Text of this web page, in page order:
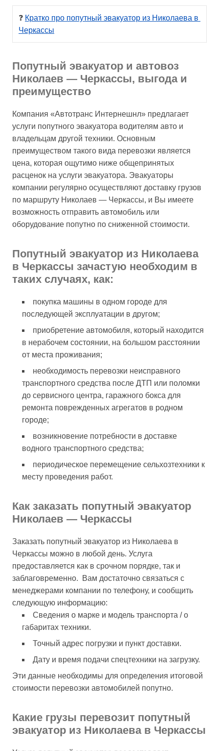
❓ Кратко про попутный эвакуатор из Николаева в
Черкассы
Попутный эвакуатор и автовоз
Николаев — Черкассы, выгода и
преимущество
Компания «Автотранс Интернешнл» предлагает
услуги попутного эвакуатора водителям авто и
владельцам другой техники. Основным
преимуществом такого вида перевозки является
цена, которая ощутимо ниже общепринятых
расценок на услуги эвакуатора. Эвакуаторы
компании регулярно осуществляют доставку грузов
по маршруту Николаев — Черкассы, и Вы имеете
возможность отправить автомобиль или
оборудование попутно по сниженной стоимости.
Попутный эвакуатор из Николаева
в Черкассы зачастую необходим в
таких случаях, как:
покупка машины в одном городе для
последующей эксплуатации в другом;
приобретение автомобиля, который находится
в нерабочем состоянии, на большом расстоянии
от места проживания;
необходимость перевозки неисправного
транспортного средства после ДТП или поломки
до сервисного центра, гаражного бокса для
ремонта поврежденных агрегатов в родном
городе;
возникновение потребности в доставке
водного транспортного средства;
периодическое перемещение сельхозтехники к
месту проведения работ.
Как заказать попутный эвакуатор
Николаев — Черкассы
Заказать попутный эвакуатор из Николаева в
Черкассы можно в любой день. Услуга
предоставляется как в срочном порядке, так и
заблаговременно. Вам достаточно связаться с
менеджерами компании по телефону, и сообщить
следующую информацию:
Сведения о марке и модель транспорта / о
габаритах техники.
Точный адрес погрузки и пункт доставки.
Дату и время подачи спецтехники на загрузку.
Эти данные необходимы для определения итоговой
стоимости перевозки автомобилей попутно.
Какие грузы перевозит попутный
эвакуатор из Николаева в Черкассы